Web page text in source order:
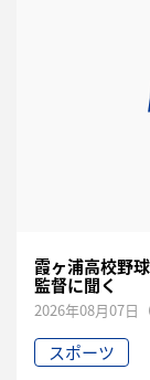
霞ヶ浦高校野
監督に聞く
2026年08月07日
スポーツ